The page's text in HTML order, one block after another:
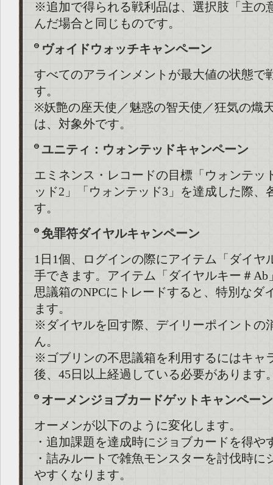
※追加で得られる戦利品は、選択肢「主の
んだ場合と同じものです。
ヴォイドウォッチキャンペーン
すべてのアラインメントが最大値の状態で
す。
※妖艶の座天使／魅惑の智天使／狂気の熾
は、対象外です。
ユニティ：ウォンテッドキャンペーン
エミネンス・レコードの目標「ウォンテッ
ッド2」「ウォンテッド3」を達成した際、
す。
免罪符ダイヤルキャンペーン
1日1個、ログインの際にアイテム「ダイヤ
手できます。アイテム「ダイヤルキー＃Ab
思議箱のNPCにトレードすると、特別なダ
ます。
※ダイヤルを回す際、デイリーポイントの
ん。
※ゴブリンの不思議箱を利用するにはキャ
後、45日以上経過している必要があります
オーメンジョブカードゲットキャンペーン
オーメンが以下のように変化します。
・追加課題を達成時にジョブカードを得や
・詰みルートで雑魚モンスターを討伐時に
やすくなります。